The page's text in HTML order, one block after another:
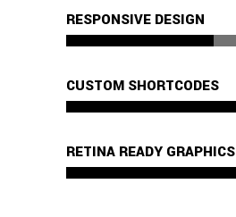
RESPONSIVE DESIGN
CUSTOM SHORTCODES
RETINA READY GRAPHICS